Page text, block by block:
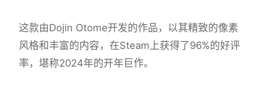
这款由Dojin Otome开发的作品，以其精致的像素
风格和丰富的内容，在Steam上获得了​​96%的好评
率​​，堪称2024年的开年巨作。